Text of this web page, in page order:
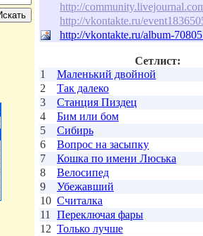
http://
http://vkontakte.ru/
http://vkontakte.ru/album-
Сетлист:
1
Маленький двойной
2
Так далеко
3
Станция Пиздец
4
Бим или бом
5
Сибирь
6
Вопрос на засыпку
7
Кошка по имени Люська
8
Велосипед
9
Убежавший
10 Считалка
11
Переключая фары
12 Только лучше